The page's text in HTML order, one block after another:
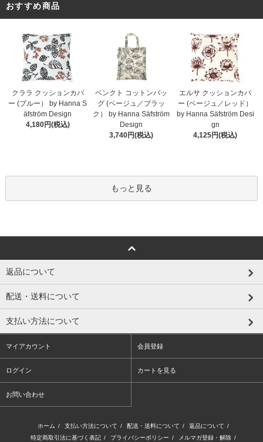
おすすめ商品
クララ クッションカバ
ー (ブルー） by Hanna S
äfström Design
4,180円(税込)
ベンクト コットンバッ
グ (ベージュ／ブラッ
ク） by Hanna Säfström
Design
3,740円(税込)
エルサ クッションカバ
ー (ベージュ／レッド）
by Hanna Säfström Desi
gn
4,125円(税込)
もっと見る
返品について
配送・送料について
支払い方法について
マイアカウント 会員登録
ログイン カートを見る
お問い合わせ
ホーム / 支払い方法について / 配送・送料について / 返品について /
特定商取引法に基づく表記 / プライバシーポリシー / メルマガ登録・解除 /